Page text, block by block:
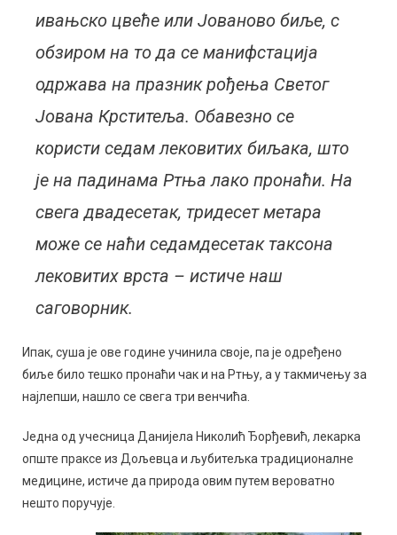
ивањско цвеће или Јованово биље, с
обзиром на то да се манифстација
одржава на празник рођења Светог
Јована Крститеља. Обавезно се
користи седам лековитих биљака, што
је на падинама Ртња лако пронаћи. На
свега двадесетак, тридесет метара
може се наћи седамдесетак таксона
лековитих врста – истиче наш
саговорник.
Ипак, суша је ове године учинила своје, па је одређено
биље било тешко пронаћи чак и на Ртњу, а у такмичењу за
најлепши, нашло се свега три венчића.
Једна од учесница Данијела Николић Ђорђевић, лекарка
опште праксе из Дољевца и љубитељка традиционалне
медицине, истиче да природа овим путем вероватно
нешто поручује.